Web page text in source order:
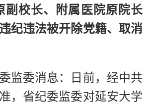
副校长、附属医院原院长
纪违法被开除党籍、取消
监委消息：日前，经中共
，省纪委监委对延安大学